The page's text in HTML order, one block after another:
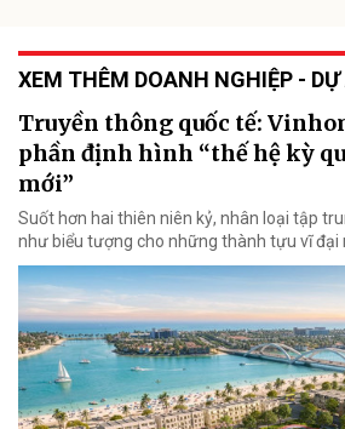
XEM THÊM DOANH NGHIỆP - DỰ
Truyền thông quốc tế:
phần định hình “thế hệ kỳ
mới”
Suốt hơn hai thiên niên kỷ, nhân loại tập
như biểu tượng cho những thành tựu vĩ đại